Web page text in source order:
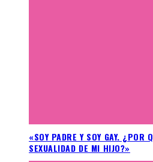
«SOY PADRE Y SOY GAY. ¿POR
SEXUALIDAD DE MI HIJO?»